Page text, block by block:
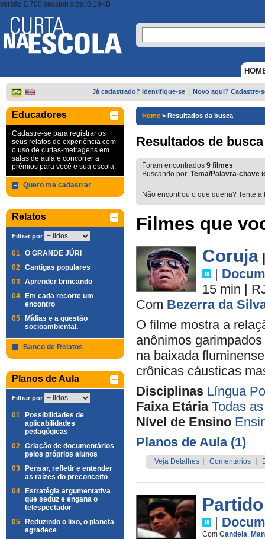
versão 0.700 session size: 0,19KB
Já cadastrado? Identifique-se Novo aqui? Cadastre-
Educadores
Cadastre-se para registrar os
seus relatos de experiência com
o uso de curtas-metragens em
salas de aula e concorrer a
prêmios para você e sua escola.
Quero me cadastrar
Relatos
Filtrar por
01 O GRANDE JÚRI
02 Cantigas populares
03 Aprender brincando
04
Em cada recorte um
encontro
05
Mídias e a questão
socioambiental.
Banco de Relatos
Planos de Aula
Filtrar por
01
Possibilidades de
aplicabilidades
pedagógicas
02 Criação de documentários
pelos próprios alunos
03
Pensar, refletir e entender
as raízes do preconceito
04
Estratégia argumentativa
que seduz e engana o
telespectador
05
Reduzindo o lixo, o planeta
agradece
Home > Resultados da busca
Resultados de busca
Foram encontrados 9 filmes
Buscando por: Tema/Palavra-chave
Não encontrou o que queria? Tente
Filmes que
Coruja
|
15 min |
Com Bezerra da
O filme mostra a
anônimos
na baixada
crônicas cáusticas
Disciplinas Língua
Faixa Etária Todas
Nível de Ensino
Planos de Aula (1)
Veja Detalhes Comentários
|
Com Candeia,